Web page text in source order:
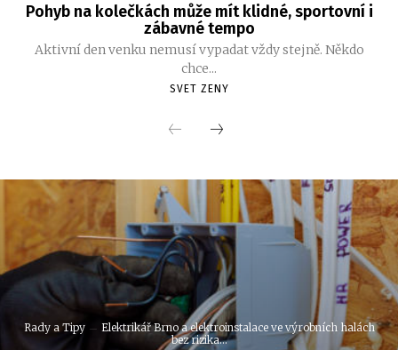
Pohyb na kolečkách může mít klidné, sportovní i
zábavné tempo
Aktivní den venku nemusí vypadat vždy stejně. Někdo
chce...
SVET ZENY